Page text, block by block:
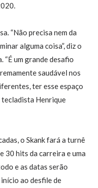
“Não precisa nem da
alguma coisa”, diz o
um grande desafio
saudável nos
ter esse espaço
tecladista Henrique
o Skank fará a turnê
30 hits da carreira e uma
e as datas serão
ao desfile de